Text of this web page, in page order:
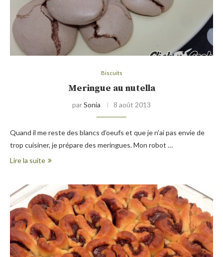
Biscuits
Meringue au nutella
parSonia 8 août 2013
Quand il me reste des blancs d’oeufs et que je n’ai pas envie de
trop cuisiner, je prépare des meringues. Mon robot …
Lire la suite